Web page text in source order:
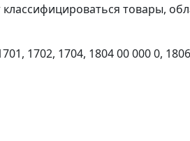
классифицироваться товары,
1702, 1704, 1804 00 000 0,